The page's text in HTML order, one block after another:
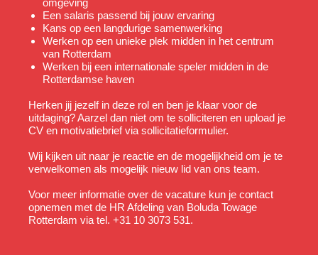
omgeving
Een salaris passend bij jouw ervaring
Kans op een langdurige samenwerking
Werken op een unieke plek midden in het centrum
van Rotterdam
Werken bij een internationale speler midden in de
Rotterdamse haven
Herken jij jezelf in deze rol en ben je klaar voor de
uitdaging? Aarzel dan niet om te solliciteren en upload je
CV en motivatiebrief via sollicitatieformulier.
Wij kijken uit naar je reactie en de mogelijkheid om je te
verwelkomen als mogelijk nieuw lid van ons team.
Voor meer informatie over de vacature kun je contact
opnemen met de HR Afdeling van Boluda Towage
Rotterdam via tel. +31 10 3073 531.